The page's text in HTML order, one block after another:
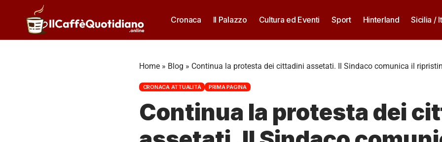
Cronaca Il Palazzo Cultura ed Eventi Sport Hinterland Sicilia /
Home » Blog » Continua la protesta dei cittadini assetati. Il Sindaco comunica il
CRONACA ATTUALITÀ PRIMA PAGINA
Continua la protesta dei